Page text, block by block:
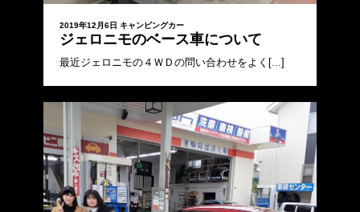
2019年12月6日 キャンピングカー
ジェロニモのベース車について
最近ジェロニモの４ＷＤの問い合わせをよく[...]